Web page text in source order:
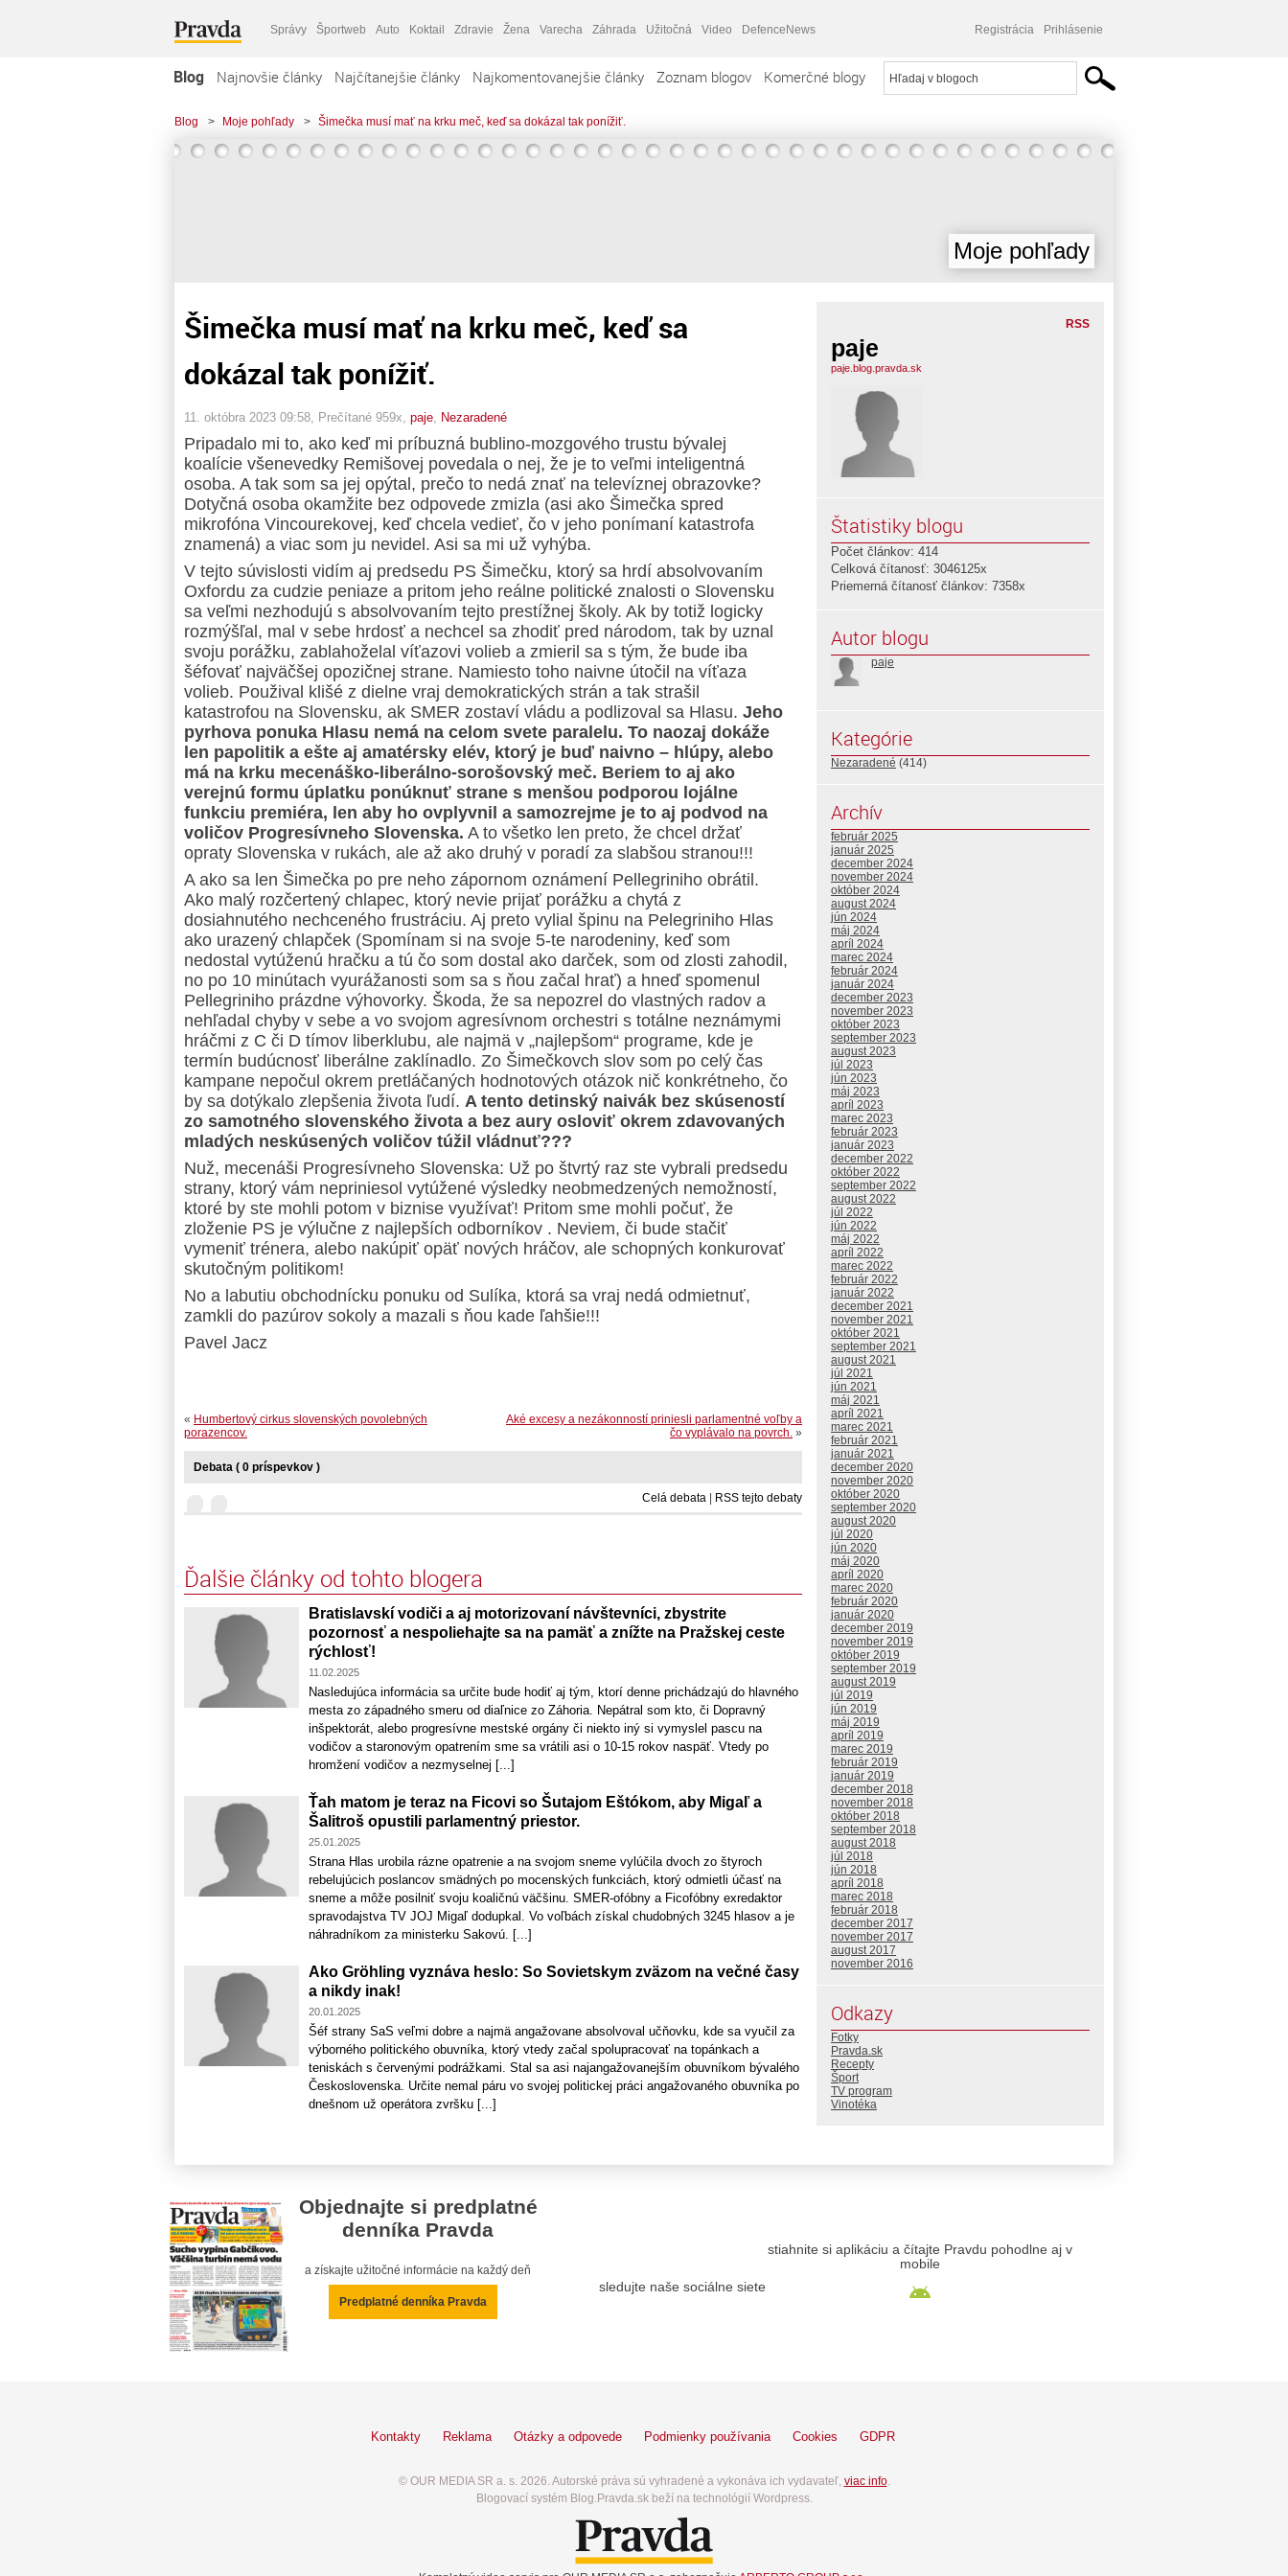
Správy Športweb Auto Koktail Zdravie Žena Varecha Záhrada Užitočná Video DefenceNews Registrácia Prihlásenie
Blog Najnovšie články Najčítanejšie články Najkomentovanejšie články Zoznam blogov Komerčné blogy
Blog > Moje pohľady > Šimečka musí mať na krku meč, keď sa dokázal tak ponížiť.
Moje pohľady
Šimečka musí mať na krku meč, keď sa
dokázal tak ponížiť.
11. októbra 2023 09:58 , Prečítané 959x, paje Nezaradené
Pripadalo mi to, ako keď mi príbuzná bublino-mozgového trustu bývalej
koalície všenevedky Remišovej povedala o nej, že je to veľmi inteligentná
osoba. A tak som sa jej opýtal, prečo to nedá znať na televíznej obrazovke?
Dotyčná osoba okamžite bez odpovede zmizla (asi ako Šimečka spred
mikrofóna Vincourekovej, keď chcela vedieť, čo v jeho ponímaní katastrofa
znamená) a viac som ju nevidel. Asi sa mi už vyhýba.
V tejto súvislosti vidím aj predsedu PS Šimečku, ktorý sa hrdí absolvovaním
Oxfordu za cudzie peniaze a pritom jeho reálne politické znalosti o Slovensku
sa veľmi nezhodujú s absolvovaním tejto prestížnej školy. Ak by totiž logicky
rozmýšľal, mal v sebe hrdosť a nechcel sa zhodiť pred národom, tak by uznal
svoju porážku, zablahoželal víťazovi volieb a zmieril sa s tým, že bude iba
šéfovať najväčšej opozičnej strane. Namiesto toho naivne útočil na víťaza
volieb. Použival klišé z dielne vraj demokratických strán a tak strašil
katastrofou na Slovensku, ak SMER zostaví vládu a podlizoval sa Hlasu. Jeho
pyrhova ponuka Hlasu nemá na celom svete paralelu. To naozaj dokáže
len papolitik a ešte aj amatérsky elév, ktorý je buď naivno – hlúpy, alebo
má na krku mecenáško-liberálno-sorošovský meč. Beriem to aj ako
verejnú formu úplatku ponúknuť strane s menšou podporou lojálne
funkciu premiéra, len aby ho ovplyvnil a samozrejme je to aj podvod na
voličov Progresívneho Slovenska. A to všetko len preto, že chcel držať
opraty Slovenska v rukách, ale až ako druhý v poradí za slabšou stranou!!!
A ako sa len Šimečka po pre neho zápornom oznámení Pellegriniho obrátil.
Ako malý rozčertený chlapec, ktorý nevie prijať porážku a chytá z
dosiahnutého nechceného frustráciu. Aj preto vylial špinu na Pelegriniho Hlas
ako urazený chlapček (Spomínam si na svoje 5-te narodeniny, keď som
nedostal vytúženú hračku a tú čo som dostal ako darček, som od zlosti zahodil,
no po 10 minútach vyurážanosti som sa s ňou začal hrať) a hneď spomenul
Pellegriniho prázdne výhovorky. Škoda, že sa nepozrel do vlastných radov a
nehľadal chyby v sebe a vo svojom agresívnom orchestri s totálne neznámymi
hráčmi z C či D tímov liberklubu, ale najmä v „najlepšom“ programe, kde je
termín budúcnosť liberálne zaklínadlo. Zo Šimečkovch slov som po celý čas
kampane nepočul okrem pretláčaných hodnotových otázok nič konkrétneho, čo
by sa dotýkalo zlepšenia života ľudí. A tento detinský naivák bez skúseností
zo samotného slovenského života a bez aury osloviť okrem zdavovaných
mladých neskúsených voličov túžil vládnuť???
Nuž, mecenáši Progresívneho Slovenska: Už po štvrtý raz ste vybrali predsedu
strany, ktorý vám nepriniesol vytúžené výsledky neobmedzených nemožností,
ktoré by ste mohli potom v biznise využívať! Pritom sme mohli počuť, že
zloženie PS je výlučne z najlepších odborníkov . Neviem, či bude stačiť
vymeniť trénera, alebo nakúpiť opäť nových hráčov, ale schopných konkurovať
skutočným politikom!
No a labutiu obchodnícku ponuku od Sulíka, ktorá sa vraj nedá odmietnuť,
zamkli do pazúrov sokoly a mazali s ňou kade ľahšie!!!
Pavel Jacz
Aké excesy a nezákonností priniesli parlamentné voľby a
čo vyplávalo na povrch. »
« Humbertový cirkus slovenských povolebných
porazencov.
Debata ( 0 príspevkov )
Celá debata RSS tejto debaty
Ďalšie články od tohto blogera
Bratislavskí vodiči a aj motorizovaní návštevníci, zbystrite
pozornosť a nespoliehajte sa na pamäť a znížte na Pražskej ceste
rýchlosť!
11.02.2025
Nasledujúca informácia sa určite bude hodiť aj tým, ktorí denne prichádzajú do hlavného
mesta zo západného smeru od diaľnice zo Záhoria. Nepátral som kto, či Dopravný
inšpektorát, alebo progresívne mestské orgány či niekto iný si vymyslel pascu na
vodičov a staronovým opatrením sme sa vrátili asi o 10-15 rokov naspäť. Vtedy po
hromžení vodičov a nezmyselnej [...]
Ťah matom je teraz na Ficovi so Šutajom Eštókom, aby Migaľ a
Šalitroš opustili parlamentný priestor.
25.01.2025
Strana Hlas urobila rázne opatrenie a na svojom sneme vylúčila dvoch zo štyroch
rebelujúcich poslancov smädných po mocenských funkciách, ktorý odmietli účasť na
sneme a môže posilniť svoju koaličnú väčšinu. SMER-ofóbny a Ficofóbny exredaktor
spravodajstva TV JOJ Migaľ dodupkal. Vo voľbách získal chudobných 3245 hlasov a je
náhradníkom za ministerku Sakovú. [...]
Ako Gröhling vyznáva heslo: So Sovietskym zväzom na večné časy
a nikdy inak!
20.01.2025
Šéf strany SaS veľmi dobre a najmä angažovane absolvoval učňovku, kde sa vyučil za
výborného politického obuvníka, ktorý vtedy začal spolupracovať na topánkach a
teniskách s červenými podrážkami. Stal sa asi najangažovanejším obuvníkom bývalého
Československa. Určite nemal páru vo svojej politickej práci angažovaného obuvníka po
dnešnom už operátora zvršku [...]
RSS
paje
paje.blog.pravda.sk
Štatistiky blogu
Počet článkov: 414
Celková čítanosť: 3046125x
Priemerná čítanosť článkov: 7358x
Autor blogu
paje
Kategórie
Nezaradené (414)
Archív
február 2025
január 2025
december 2024
november 2024
október 2024
august 2024
jún 2024
máj 2024
apríl 2024
marec 2024
február 2024
január 2024
december 2023
november 2023
október 2023
september 2023
august 2023
júl 2023
jún 2023
máj 2023
apríl 2023
marec 2023
február 2023
január 2023
december 2022
október 2022
september 2022
august 2022
júl 2022
jún 2022
máj 2022
apríl 2022
marec 2022
február 2022
január 2022
december 2021
november 2021
október 2021
september 2021
august 2021
júl 2021
jún 2021
máj 2021
apríl 2021
marec 2021
február 2021
január 2021
december 2020
november 2020
október 2020
september 2020
august 2020
júl 2020
jún 2020
máj 2020
apríl 2020
marec 2020
február 2020
január 2020
december 2019
november 2019
október 2019
september 2019
august 2019
júl 2019
jún 2019
máj 2019
apríl 2019
marec 2019
február 2019
január 2019
december 2018
november 2018
október 2018
september 2018
august 2018
júl 2018
jún 2018
apríl 2018
marec 2018
február 2018
december 2017
november 2017
august 2017
november 2016
Odkazy
Fotky
Pravda.sk
Recepty
Šport
TV program
Vinotéka
Objednajte si predplatné
denníka Pravda
a získajte užitočné informácie na každý deň
Predplatné denníka Pravda
sledujte naše sociálne siete
stiahnite si aplikáciu a čítajte Pravdu pohodlne aj v
mobile
Kontakty Reklama Otázky a odpovede Podmienky používania Cookies GDPR
© OUR MEDIA SR a. s. 2026. Autorské práva sú vyhradené a vykonáva ich vydavateľ, viac info.
Blogovací systém Blog.Pravda.sk beží na technológií Wordpress.